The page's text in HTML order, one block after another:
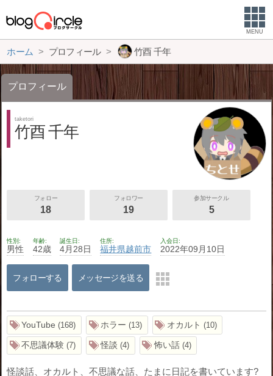
MENU
ホーム プロフィール 竹酉 千年
プロフィール
taketori
竹酉 千年
フォロー
18
フォロワー
19
参加サークル
5
性別
男性
年齢
42歳
誕生日
4月28日
住所
福井県越前市
入会日
2022年09月10日
フォローする メッセージを送る
YouTube 168 ホラー 13 オカルト 10
不思議体験 7 怪談 4 怖い話 4
怪談話、オカルト、不思議な話、たまに日記を書いています?